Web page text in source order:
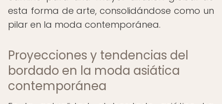
esta forma de arte, consolidándose como un
pilar en la moda contemporánea.
Proyecciones y tendencias del
bordado en la moda asiática
contemporánea